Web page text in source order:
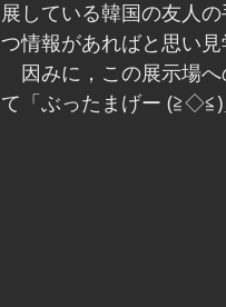
展している韓国の友人
つ情報があればと思い見
因みに，この展示場へ
て「ぶったまげー (≧◇≦)